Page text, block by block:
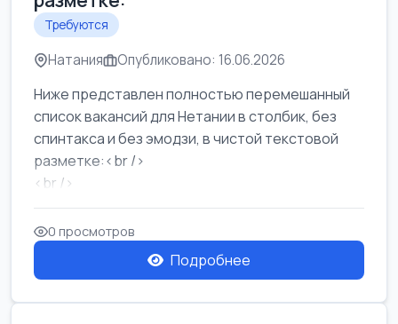
Требуются
Натания Опубликовано: 16.06.2026
Ниже представлен полностью перемешанный
список вакансий для Нетании в столбик, без
спинтакса и без эмодзи, в чистой текстовой
разметке:<br />
<br />
Работа в Нетании на мебельном производстве:
требу...
0 просмотров
Подробнее